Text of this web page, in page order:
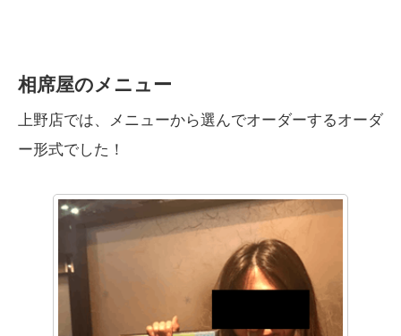
相席屋のメニュー
上野店では、メニューから選んでオーダーするオーダ
ー形式でした！